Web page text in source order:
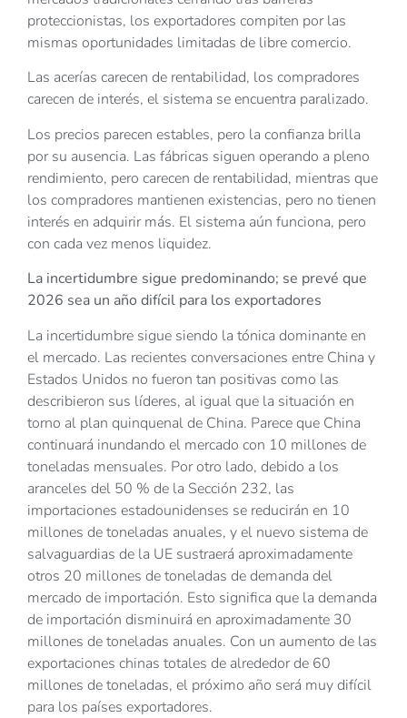
proteccionistas, los exportadores compiten por las
mismas oportunidades limitadas de libre comercio.
Las acerías carecen de rentabilidad, los compradores
carecen de interés, el sistema se encuentra paralizado.
Los precios parecen estables, pero la confianza brilla
por su ausencia. Las fábricas siguen operando a pleno
rendimiento, pero carecen de rentabilidad, mientras que
los compradores mantienen existencias, pero no tienen
interés en adquirir más. El sistema aún funciona, pero
con cada vez menos liquidez.
La incertidumbre sigue predominando; se prevé que
2026 sea un año difícil para los exportadores
La incertidumbre sigue siendo la tónica dominante en
el mercado. Las recientes conversaciones entre China y
Estados Unidos no fueron tan positivas como las
describieron sus líderes, al igual que la situación en
torno al plan quinquenal de China. Parece que China
continuará inundando el mercado con 10 millones de
toneladas mensuales. Por otro lado, debido a los
aranceles del 50 % de la Sección 232, las
importaciones estadounidenses se reducirán en 10
millones de toneladas anuales, y el nuevo sistema de
salvaguardias de la UE sustraerá aproximadamente
otros 20 millones de toneladas de demanda del
mercado de importación. Esto significa que la demanda
de importación disminuirá en aproximadamente 30
millones de toneladas anuales. Con un aumento de las
exportaciones chinas totales de alrededor de 60
millones de toneladas, el próximo año será muy difícil
para los países exportadores.